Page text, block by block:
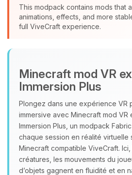
This modpack contains mods that
animations, effects, and more
full ViveCraft experience.
Minecraft mod VR
Immersion Plus
Plongez dans une expérience VR
immersive avec Minecraft mod VR
Immersion Plus, un modpack
chaque session en réalité virtuelle
Minecraft compatible ViveCraft. Ici,
créatures, les mouvements du
d’objets gagnent en fluidité et en
tu as besoin et je vais
petits circuits pour
08/08/2026 à 16:13